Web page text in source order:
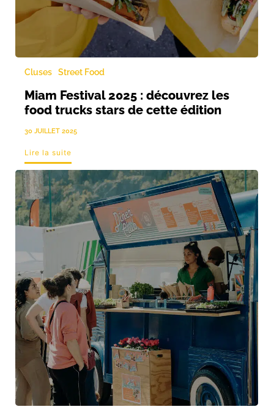
Cluses Street Food
Miam Festival 2025 : découvrez les
food trucks stars de cette édition
30 JUILLET 2025
Lire la suite